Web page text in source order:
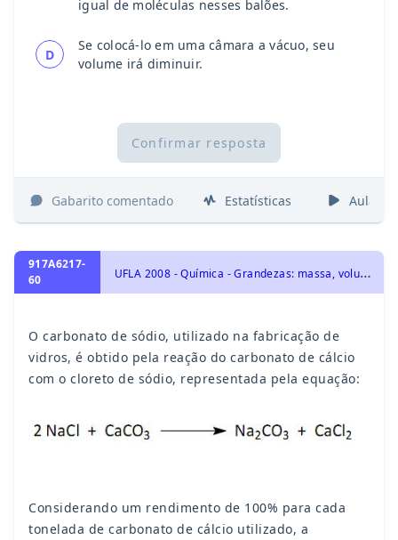
igual de moléculas nesses balões.
D
Se colocá-lo em uma câmara a vácuo, seu
volume irá diminuir.
Confirmar resposta
Gabarito comentado Estatísticas Aulas
917A6217-
60
U
FLA 2008 - Química - Grandezas: massa, volume, mol, massa molar, constante de Avogadro e Estequiometria., Transformações Químicas: elementos químicos, tabela periódica e reações químicas, Transformações Químicas, Representação das transformações químicas
O carbonato de sódio, utilizado na fabricação de
vidros, é obtido pela reação do carbonato de cálcio
com o cloreto de sódio, representada pela equação:
Considerando um rendimento de 100% para cada
tonelada de carbonato de cálcio utilizado, a